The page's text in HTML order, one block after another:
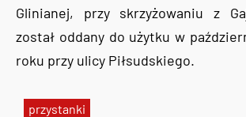
przystanki
Glinianej, przy skrzyżowaniu z
został oddany do użytku w
roku przy ulicy Piłsudskiego.